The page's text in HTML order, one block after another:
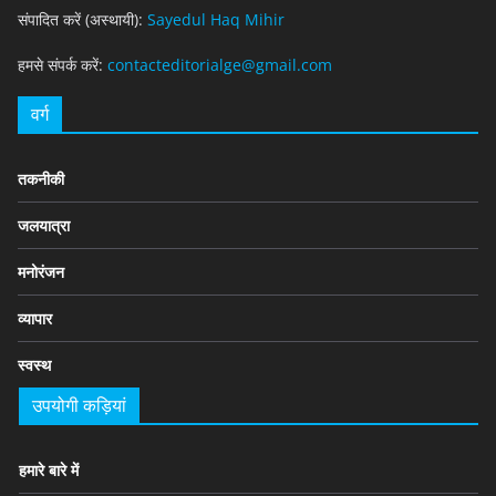
संपादित करें (अस्थायी): Sayedul Haq Mihir
हमसे संपर्क करें: contacteditorialge@gmail.com
वर्ग
तकनीकी
जलयात्रा
मनोरंजन
व्यापार
स्वस्थ
उपयोगी कड़ियां
हमारे बारे में